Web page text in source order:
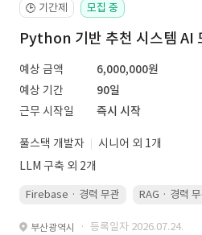
🕒 기간제 모집 중
Python 기반 추천 시스템 AI
예상 금액
6,000,000원
예상 기간
90일
근무 시작일
즉시 시작
풀스택 개발자
시니어 외 1개
LLM 구축 외 2개
Firebase · 경력 무관 RAG · 경력
부산광역시 · 등록일자 2026.07.24.